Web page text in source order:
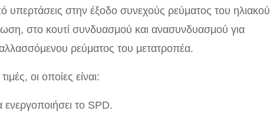
υπερτάσεις στην έξοδο συνεχούς ρεύματος του ηλιακού
στο κουτί συνδυασμού και ανασυνδυασμού για
ρεύματος του μετατροπέα.
οι οποίες είναι:
το SPD.